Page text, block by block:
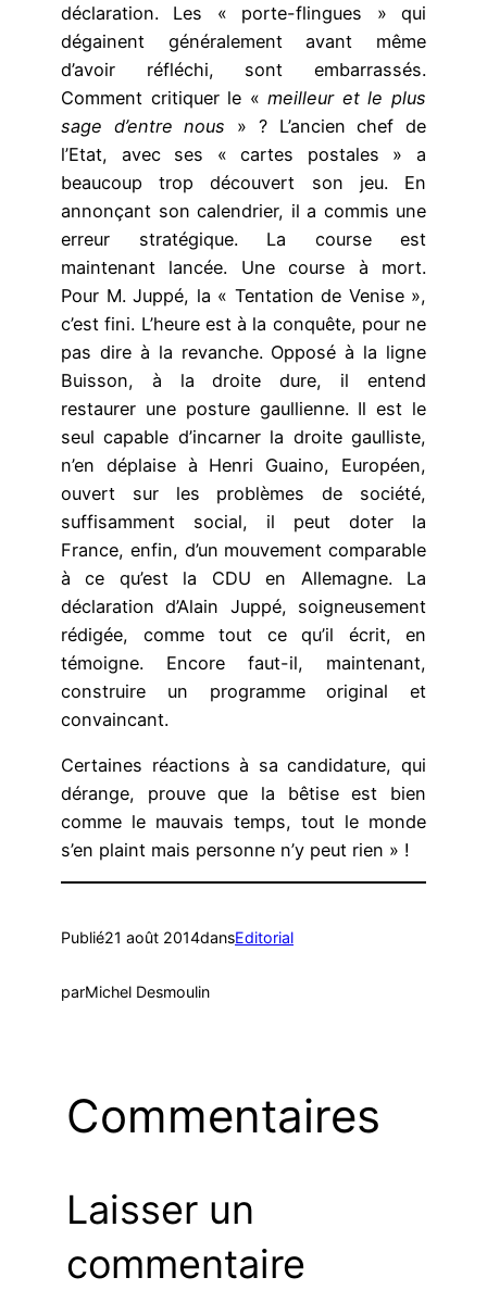
déclaration. Les « porte-flingues » qui
dégainent généralement avant même
d’avoir réfléchi, sont embarrassés.
Comment critiquer le «meilleur et le plus
sage d’entre nous » ? L’ancien chef de
l’Etat, avec ses « cartes postales » a
beaucoup trop découvert son jeu. En
annonçant son calendrier, il a commis une
erreur stratégique. La course est
maintenant lancée. Une course à mort.
Pour M. Juppé, la « Tentation de Venise »,
c’est fini. L’heure est à la conquête, pour ne
pas dire à la revanche. Opposé à la ligne
Buisson, à la droite dure, il entend
restaurer une posture gaullienne. Il est le
seul capable d’incarner la droite gaulliste,
n’en déplaise à Henri Guaino, Européen,
ouvert sur les problèmes de société,
suffisamment social, il peut doter la
France, enfin, d’un mouvement comparable
à ce qu’est la CDU en Allemagne. La
déclaration d’Alain Juppé, soigneusement
rédigée, comme tout ce qu’il écrit, en
témoigne. Encore faut-il, maintenant,
construire un programme original et
convaincant.
Certaines réactions à sa candidature, qui
dérange, prouve que la bêtise est bien
comme le mauvais temps, tout le monde
s’en plaint mais personne n’y peut rien » !
Publié21 août 2014dansEditorial
parMichel Desmoulin
Commentaires
Laisser un
commentaire